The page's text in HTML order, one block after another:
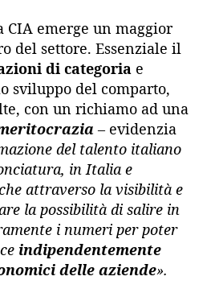
CIA emerge un maggior
del settore. Essenziale il
di categoria e
sviluppo del comparto,
con un richiamo ad una
– evidenzia
del talento italiano
in Italia e
attraverso la visibilità e
la possibilità di salire in
i numeri per poter
indipendentemente
delle aziende».